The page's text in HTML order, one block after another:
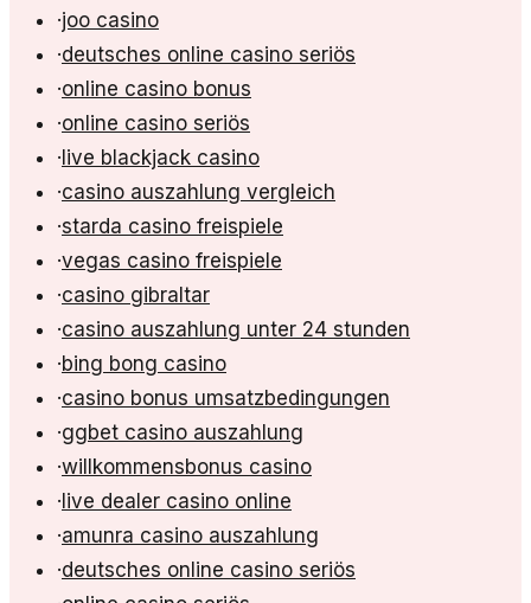
·joo casino
·deutsches online casino seriös
·online casino bonus
·online casino seriös
· live blackjack casino
·casino auszahlung vergleich
·starda casino freispiele
·vegas casino freispiele
·casino gibraltar
·casino auszahlung unter 24 stunden
·bing bong casino
·casino bonus umsatzbedingungen
·ggbet casino auszahlung
·willkommensbonus casino
· live dealer casino online
·amunra casino auszahlung
·deutsches online casino seriös